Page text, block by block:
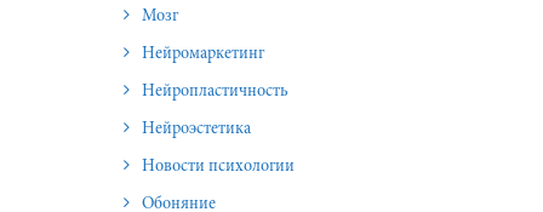
Мозг
Нейромаркетинг
Нейропластичность
Нейроэстетика
Новости психологии
Обоняние